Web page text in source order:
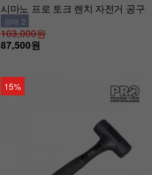
시마노 프로 토크 렌치 자전거 공구
판매 2
103,000원
87,500원
15%